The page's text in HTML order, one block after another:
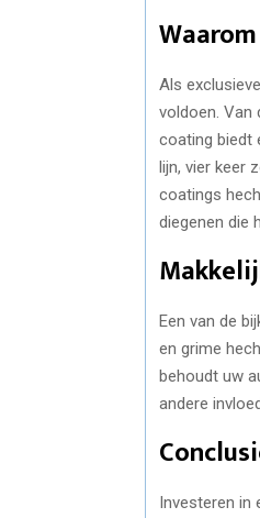
Als
voldoen. Van
coating biedt
lijn, vier keer
coatings
diegenen die
Een van de
en grime
behoudt uw
andere
Investeren in